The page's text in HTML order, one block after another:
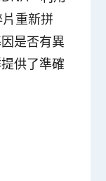
重新拼
是否有異
供了準確